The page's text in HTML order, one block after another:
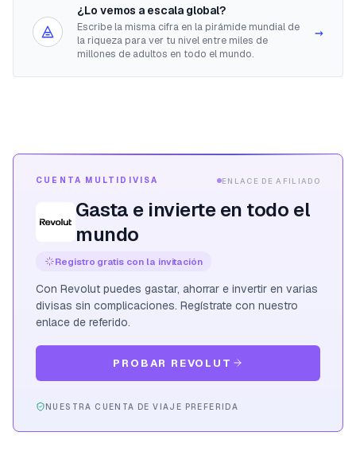
¿Lo vemos a escala global?
Escribe la misma cifra en la pirámide mundial de
la riqueza para ver tu nivel entre miles de
millones de adultos en todo el mundo.
→
CUENTA MULTIDIVISA ENLACE DE AFILIADO
Gasta e invierte en todo el
mundo
Registro gratis con la invitación
Con Revolut puedes gastar, ahorrar e invertir en varias
divisas sin complicaciones. Regístrate con nuestro
enlace de referido.
PROBAR REVOLUT
NUESTRA CUENTA DE VIAJE PREFERIDA